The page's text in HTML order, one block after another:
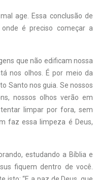
age. Essa conclusão de
é preciso começar a
que não edificam nossa
nos olhos. É por meio da
Santo nos guia. Se nossos
nossos olhos verão em
limpar por fora, sem
faz essa limpeza é Deus,
estudando a Bíblia e
fiquem dentro de você.